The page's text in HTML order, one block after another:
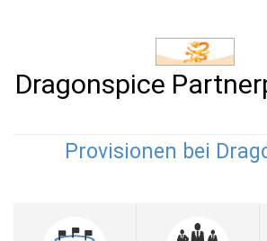
Dragonspice
Provisionen bei